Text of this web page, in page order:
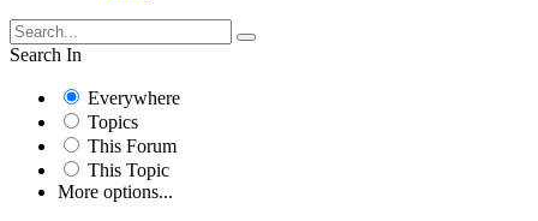
Search In
Everywhere
Topics
This Forum
This Topic
More options...